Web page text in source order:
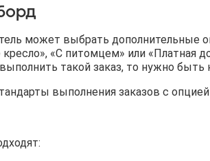
может выбрать дополнительные
«С питомцем» или «Платная
такой заказ, то нужно
выполнения заказов с